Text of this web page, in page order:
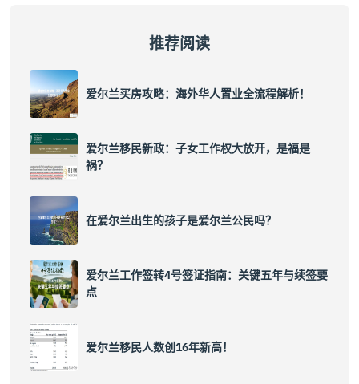
推荐阅读
爱尔兰买房攻略：海外华人置业全流程解析！
爱尔兰移民新政：子女工作权大放开，是福是
祸？
在爱尔兰出生的孩子是爱尔兰公民吗？
爱尔兰工作签转4号签证指南：关键五年与续签要
点
爱尔兰移民人数创16年新高！